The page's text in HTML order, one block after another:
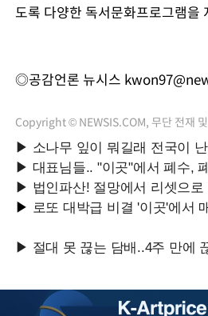
도록 다양한 독서문화프로그램
◎공감언론 뉴시스
Copyright © NEWSIS.COM, 무단 전재